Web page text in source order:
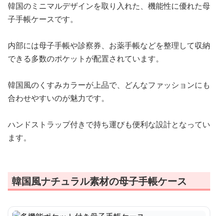
韓国のミニマルデザインを取り入れた、機能性に優れた母
子手帳ケースです。
内部には母子手帳や診察券、お薬手帳などを整理して収納
できる多数のポケットが配置されています。
韓国風のくすみカラーが上品で、どんなファッションにも
合わせやすいのが魅力です。
ハンドストラップ付きで持ち運びも便利な設計となってい
ます。
韓国風ナチュラル素材の母子手帳ケース